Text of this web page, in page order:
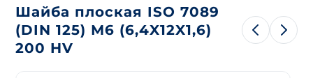
Шайба плоская ISO 7089
(DIN 125) М6 (6,4X12X1,6)
200 HV